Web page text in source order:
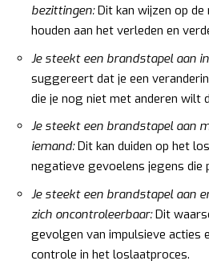
bezittingen:Dit kan wijzen op
houden aan het verleden en
Je steekt een brandstapel aan
suggereert dat je een
die je nog niet met anderen wilt
Je steekt een brandstapel aan
iemand:Dit kan duiden op het
negatieve gevoelens jegens die
Je steekt een brandstapel aan
zich oncontroleerbaar:Dit
gevolgen van impulsieve acties
controle in het loslaatproces.